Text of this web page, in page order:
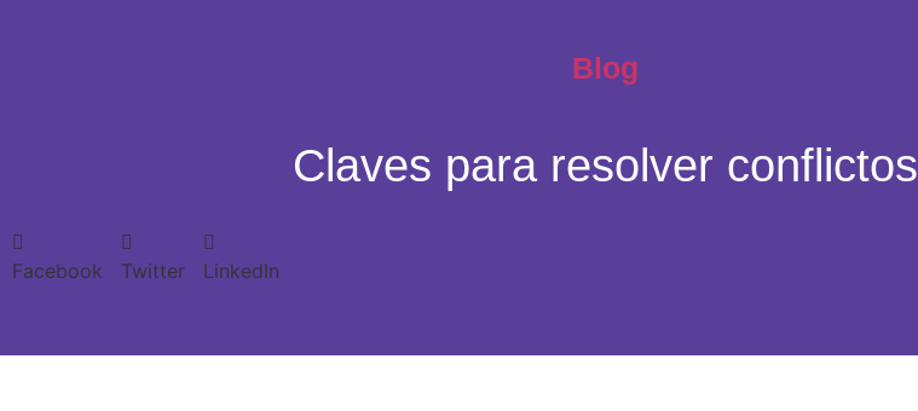
Blog
Claves para resolver conflictos
Facebook Twitter LinkedIn